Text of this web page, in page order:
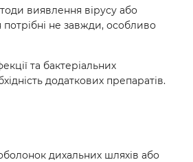
виявлення вірусу або
потрібні не завжди, особливо
та бактеріальних
додаткових препаратів.
дихальних шляхів або